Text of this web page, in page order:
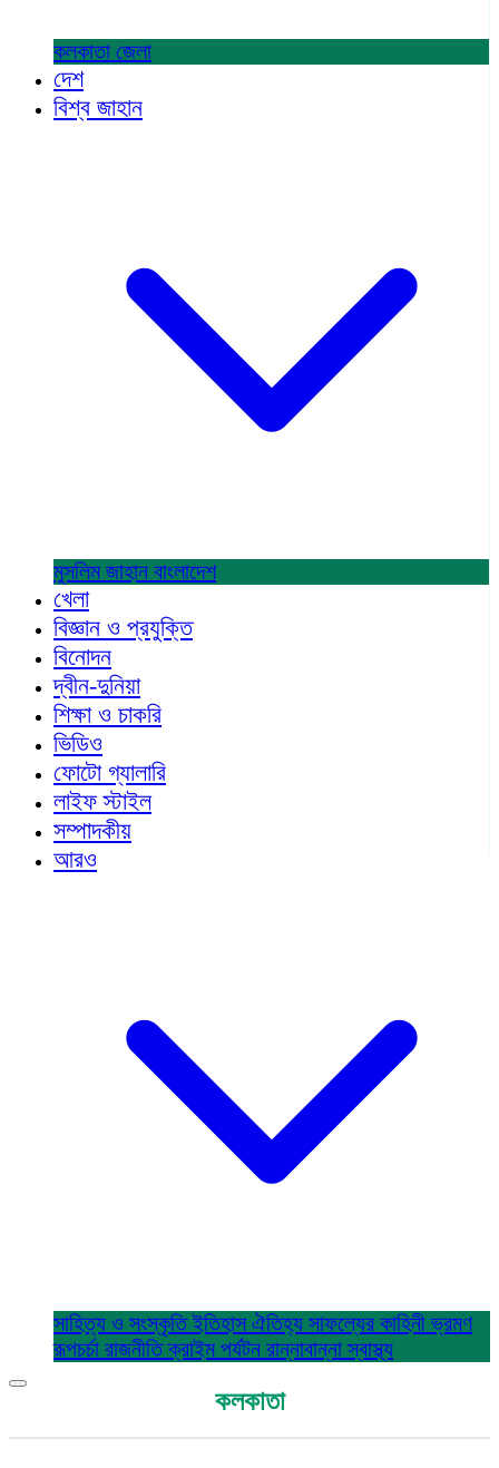
কলকাতা জেলা
দেশ
বিশ্ব জাহান
মুসলিম জাহান বাংলাদেশ
খেলা
বিজ্ঞান ও প্রযুক্তি
বিনোদন
দ্বীন-দুনিয়া
শিক্ষা ও চাকরি
ভিডিও
ফোটো গ্যালারি
লাইফ স্টাইল
সম্পাদকীয়
আরও
সাহিত্য ও সংস্কৃতিইতিহাস ঐতিহ্য সাফল্যের কাহিনীভ্রমণ
রূপচর্চা রাজনীতিক্রাইম পর্যটন রান্নাবান্নাস্বাস্থ্য
কলকাতা